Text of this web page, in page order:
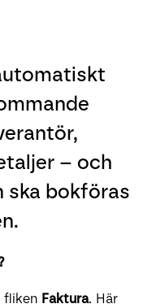
– och
ska bokföras
fliken Faktura. Här